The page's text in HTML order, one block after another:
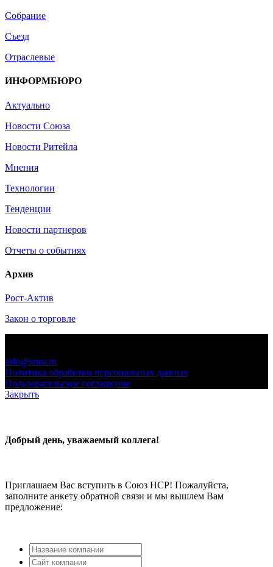
Собрание
Съезд
Отраслевые
ИНФОРМБЮРО
Актуально
Новости Союза
Новости Ритейла
Мнения
Технологии
Тенденции
Новости партнеров
Отчеты о событиях
Архив
Рост-Актив
Закон о торговле
info@smsr.ru
Политика обработки персональных данных
Пользовательское соглашение
Закрыть
Добрый день, уважаемый коллега!
Приглашаем Вас вступить в Союз НСР! Пожалуйста,
заполните анкету обратной связи и мы вышлем Вам
предложение: